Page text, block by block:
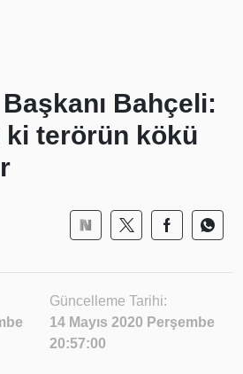
Bahçeli:
ki terörün kökü
Güncelleme Tarihi:
14 Mayıs 2020 Perşembe
20:57:00